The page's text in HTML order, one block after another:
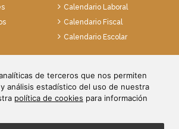
de terceros que nos permiten
análisis estadístico del uso de nuestra
política de cookies para información
Calendario Laboral
Calendario Fiscal
Calendario Escolar
Daganzo, Madrid
Tlf. 91 884 52 59
Fax. 91 884 52 92